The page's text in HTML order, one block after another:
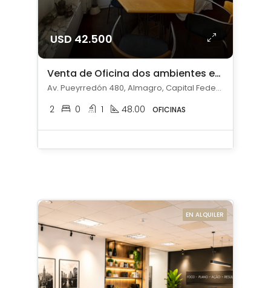
USD 42.500
Venta de Oficina dos ambientes en Almagro
Av. Pueyrredón 480, Almagro, Capital Federal
2 0 1 48.00 OFICINAS
EN ALQUILER